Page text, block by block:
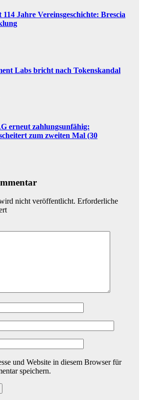
Jahre Vereinsgeschichte: Brescia
Labs bricht nach Tokenskandal
erneut zahlungsunfähig:
zum zweiten Mal (30
nicht veröffentlicht. Erforderliche
und Website in diesem Browser für
speichern.